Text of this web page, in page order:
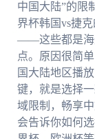
中国大陆”的限
界杯韩国vs捷
——这些都是海
点。原因很简
国大陆地区播
键，就是选择
域限制，畅享
会告诉你如何